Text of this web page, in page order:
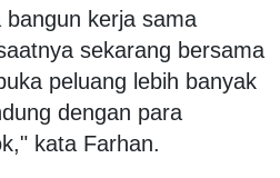
kerja sama
sekarang bersama
peluang lebih banyak
dengan para
kata Farhan.